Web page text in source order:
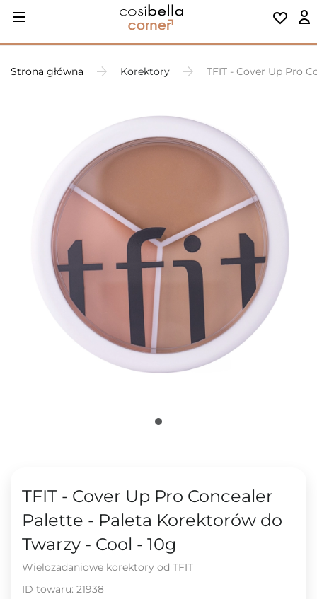
Strona główna Korektory TFIT - Cover Up Pro
TFIT - Cover Up Pro Concealer
Palette - Paleta Korektorów do
Twarzy - Cool - 10g
Wielozadaniowe korektory od TFIT
ID towaru: 21938